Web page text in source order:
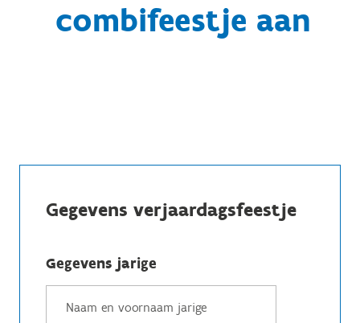
combifeestje aan
Gegevens verjaardagsfeestje
Gegevens jarige